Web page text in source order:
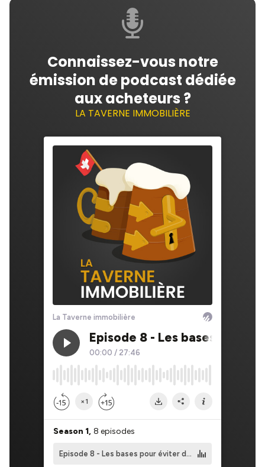
Connaissez-vous notre
émission de podcast dédiée
aux acheteurs ?
LA TAVERNE IMMOBILIÈRE